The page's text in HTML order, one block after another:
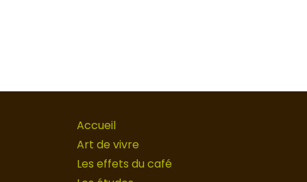
Accueil
Art de vivre
Les effets du café